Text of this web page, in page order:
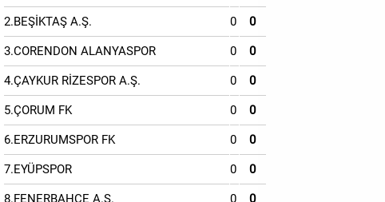
2.BEŞİKTAŞ A.Ş. 0 0
3.CORENDON ALANYASPOR 0 0
4.ÇAYKUR RİZESPOR A.Ş. 0 0
5.ÇORUM FK 0 0
6.ERZURUMSPOR FK 0 0
7.EYÜPSPOR 0 0
8.FENERBAHÇE A.Ş. 0 0